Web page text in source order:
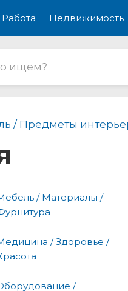
Работа Недвижимость
/ Предметы
/ Материалы /
/ Здоровье /
/